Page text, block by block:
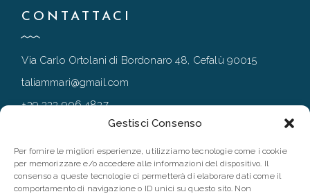
Gestisci Consenso
Per fornire le migliori esperienze, utilizziamo tecnologie come i cookie
per memorizzare e/o accedere alle informazioni del dispositivo. Il
consenso a queste tecnologie ci permetterà di elaborare dati come il
comportamento di navigazione o ID unici su questo sito. Non
CONTATTACI
Via Carlo Ortolani di Bordonaro 48, Cefalù 90015
taliammari@gmail.com
+39 333 906 4837
FOLLOW